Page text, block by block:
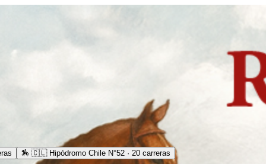
🏇 🇨🇱 Hipódromo Chile N°52 · 20 carreras